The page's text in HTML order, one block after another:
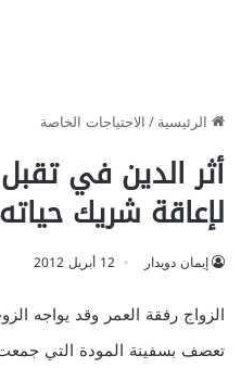
الرئيسية/الاحتياجات الخاصة
أثر الدين في
لإعاقة شريك حياته
إيمان دويدار 12 أبريل 2012
الزواج رفقة العمر وقد يواجه
تعصف بسفينة المودة التي